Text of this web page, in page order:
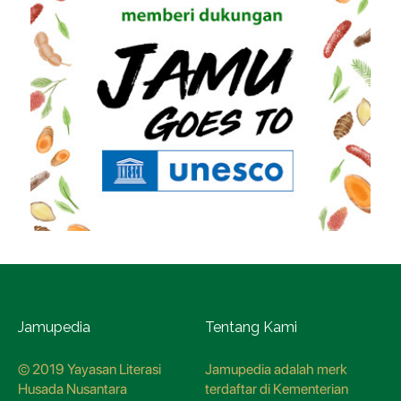
Jamupedia
© 2019 Yayasan Literasi
Husada Nusantara
Tentang Kami
Jamupedia adalah merk
terdaftar di Kementerian